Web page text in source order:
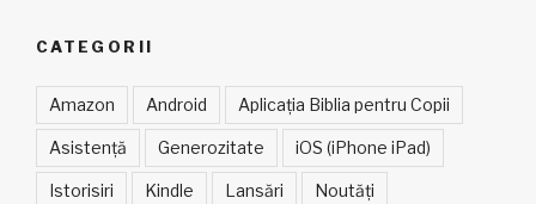
CATEGORII
Amazon Android Aplicația Biblia pentru Copii
Asistență Generozitate iOS (iPhone iPad)
Istorisiri Kindle Lansări Noutăți